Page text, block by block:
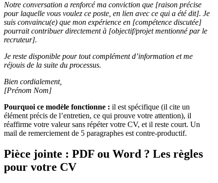
Notre conversation a renforcé ma conviction que [raison précise
pour laquelle vous voulez ce poste, en lien avec ce qui a été dit]. Je
suis convaincu(e) que mon expérience en [compétence discutée]
pourrait contribuer directement à [objectif/projet mentionné par le
recruteur].
Je reste disponible pour tout complément d’information et me
réjouis de la suite du processus.
Bien cordialement,
[Prénom Nom]
Pourquoi ce modèle fonctionne : il est spécifique (il cite un
élément précis de l’entretien, ce qui prouve votre attention), il
réaffirme votre valeur sans répéter votre CV, et il reste court. Un
mail de remerciement de 5 paragraphes est contre-productif.
Pièce jointe : PDF ou Word ? Les règles
pour votre CV